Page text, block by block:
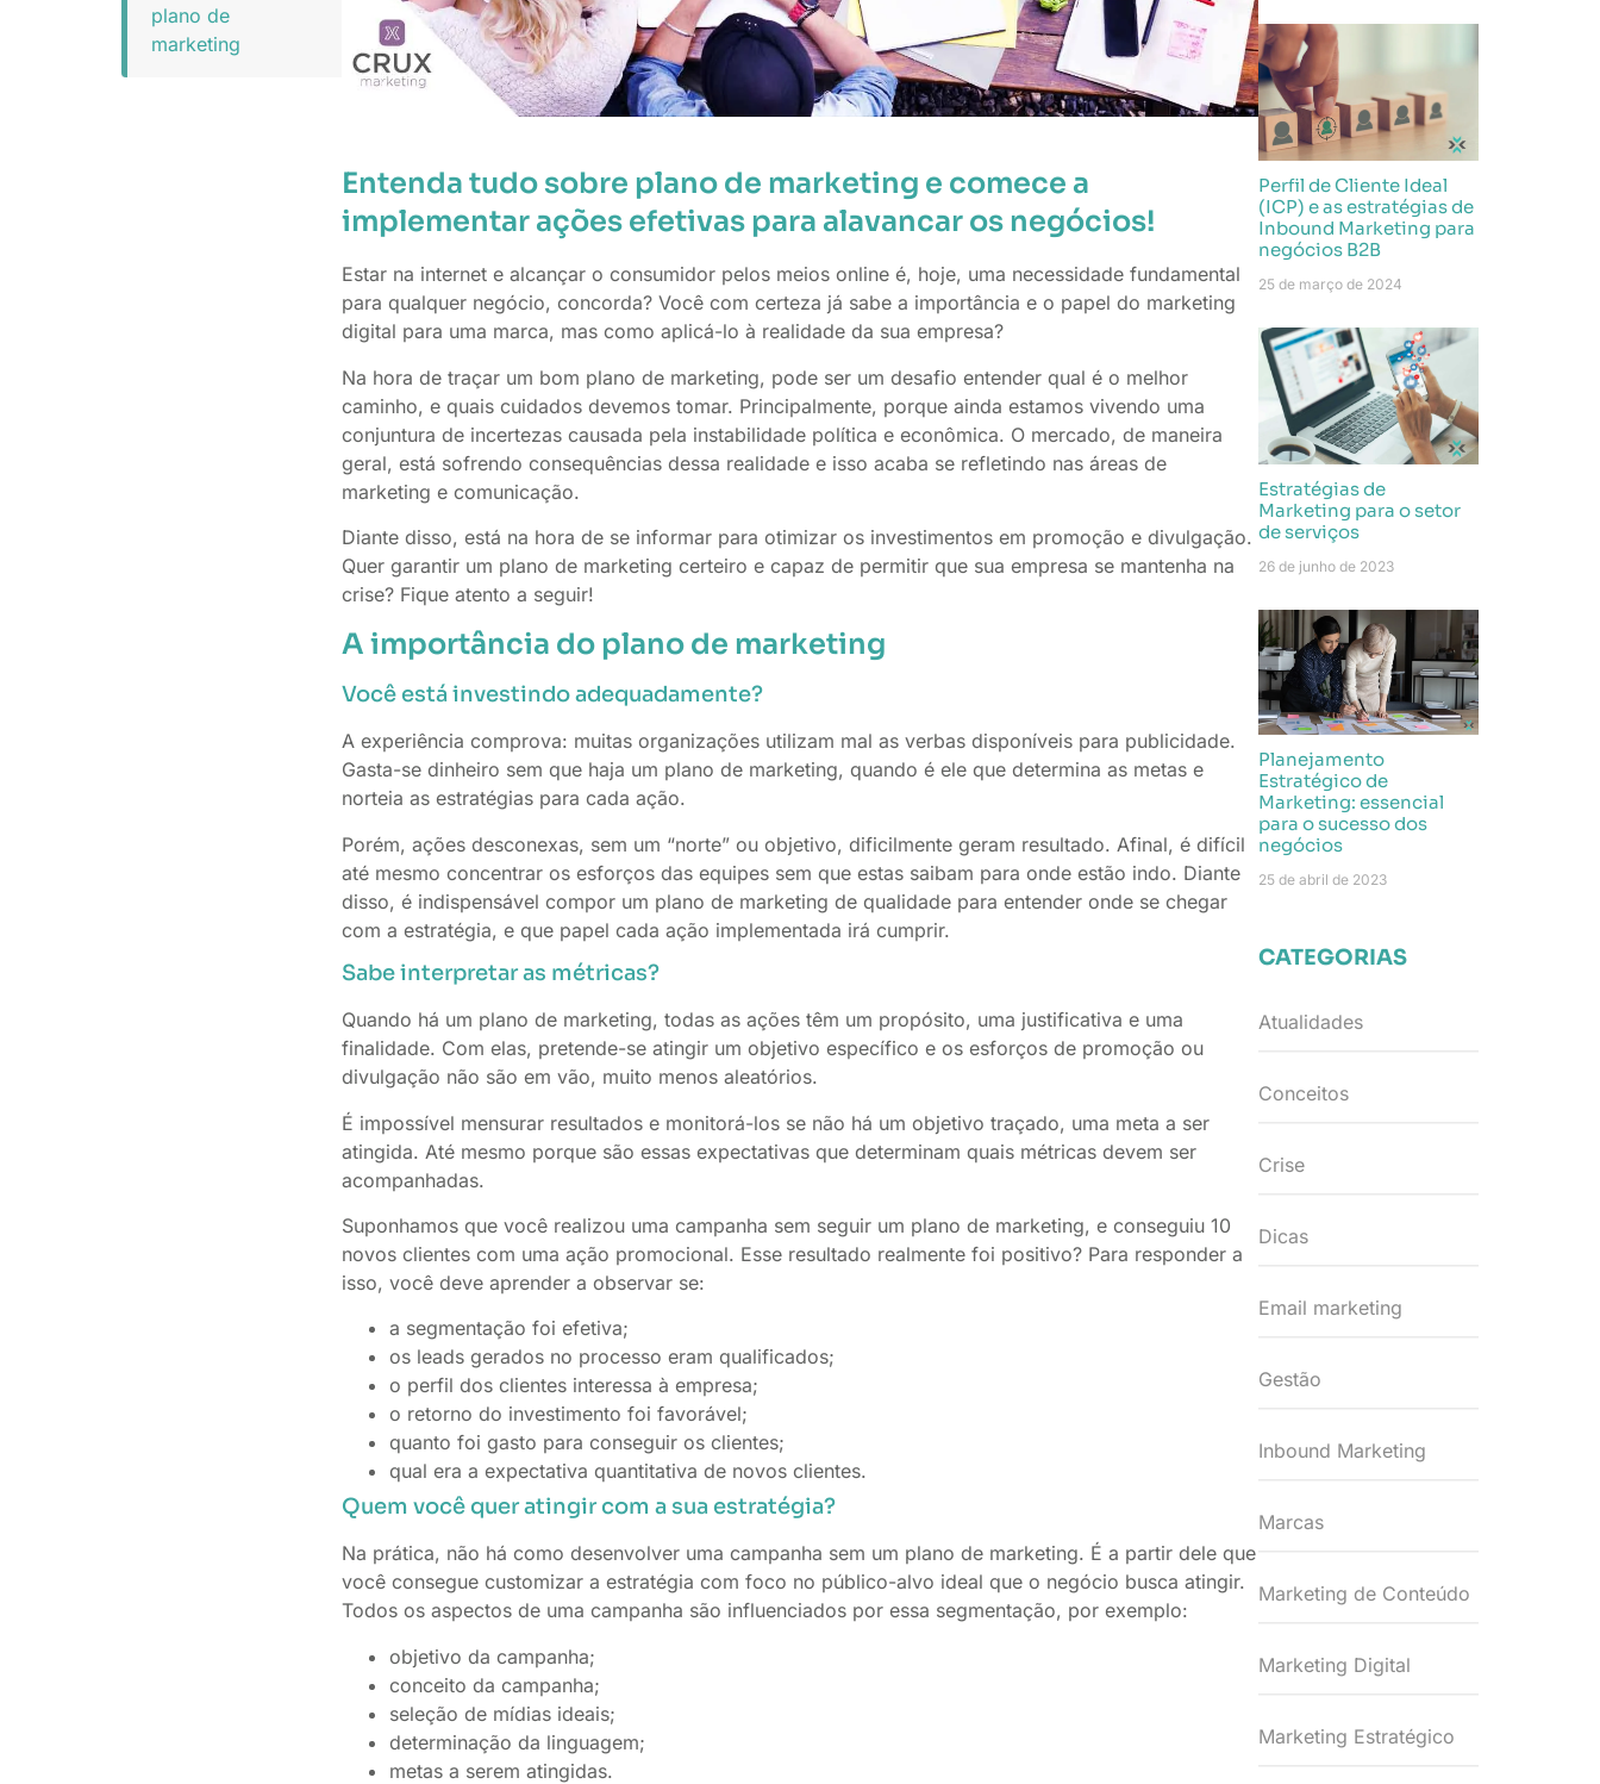
plano de
marketing
Entenda tudo sobre plano de marketing e comece a
implementar ações efetivas para alavancar os negócios!
Estar na internet e alcançar o consumidor pelos meios online é, hoje, uma necessidade fundamental
para qualquer negócio, concorda? Você com certeza já sabe a importância e o papel do marketing
digital para uma marca, mas como aplicá-lo à realidade da sua empresa?
Na hora de traçar um bom plano de marketing, pode ser um desafio entender qual é o melhor
caminho, e quais cuidados devemos tomar. Principalmente, porque ainda estamos vivendo uma
conjuntura de incertezas causada pela instabilidade política e econômica. O mercado, de maneira
geral, está sofrendo consequências dessa realidade e isso acaba se refletindo nas áreas de
marketing e comunicação.
Diante disso, está na hora de se informar para otimizar os investimentos em promoção e divulgação.
Quer garantir um plano de marketing certeiro e capaz de permitir que sua empresa se mantenha na
crise? Fique atento a seguir!
A importância do plano de marketing
Você está investindo adequadamente?
A experiência comprova: muitas organizações utilizam mal as verbas disponíveis para publicidade.
Gasta-se dinheiro sem que haja um plano de marketing, quando é ele que determina as metas e
norteia as estratégias para cada ação.
Porém, ações desconexas, sem um “norte” ou objetivo, dificilmente geram resultado. Afinal, é difícil
até mesmo concentrar os esforços das equipes sem que estas saibam para onde estão indo. Diante
disso, é indispensável compor um plano de marketing de qualidade para entender onde se chegar
com a estratégia, e que papel cada ação implementada irá cumprir.
Sabe interpretar as métricas?
Quando há um plano de marketing, todas as ações têm um propósito, uma justificativa e uma
finalidade. Com elas, pretende-se atingir um objetivo específico e os esforços de promoção ou
divulgação não são em vão, muito menos aleatórios.
É impossível mensurar resultados e monitorá-los se não há um objetivo traçado, uma meta a ser
atingida. Até mesmo porque são essas expectativas que determinam quais métricas devem ser
acompanhadas.
Suponhamos que você realizou uma campanha sem seguir um plano de marketing, e conseguiu 10
novos clientes com uma ação promocional. Esse resultado realmente foi positivo? Para responder a
isso, você deve aprender a observar se:
a segmentação foi efetiva;
os leads gerados no processo eram qualificados;
o perfil dos clientes interessa à empresa;
o retorno do investimento foi favorável;
quanto foi gasto para conseguir os clientes;
qual era a expectativa quantitativa de novos clientes.
Quem você quer atingir com a sua estratégia?
Na prática, não há como desenvolver uma campanha sem um plano de marketing. É a partir dele que
você consegue customizar a estratégia com foco no público-alvo ideal que o negócio busca atingir.
Todos os aspectos de uma campanha são influenciados por essa segmentação, por exemplo:
objetivo da campanha;
conceito da campanha;
seleção de mídias ideais;
determinação da linguagem;
metas a serem atingidas.
Perfil de Cliente Ideal
(ICP) e as estratégias de
Inbound Marketing para
negócios B2B
25 de março de 2024
Estratégias de
Marketing para o setor
de serviços
26 de junho de 2023
Planejamento
Estratégico de
Marketing: essencial
para o sucesso dos
negócios
25 de abril de 2023
CATEGORIAS
Atualidades
Conceitos
Crise
Dicas
Email marketing
Gestão
Inbound Marketing
Marcas
Marketing de Conteúdo
Marketing Digital
Marketing Estratégico